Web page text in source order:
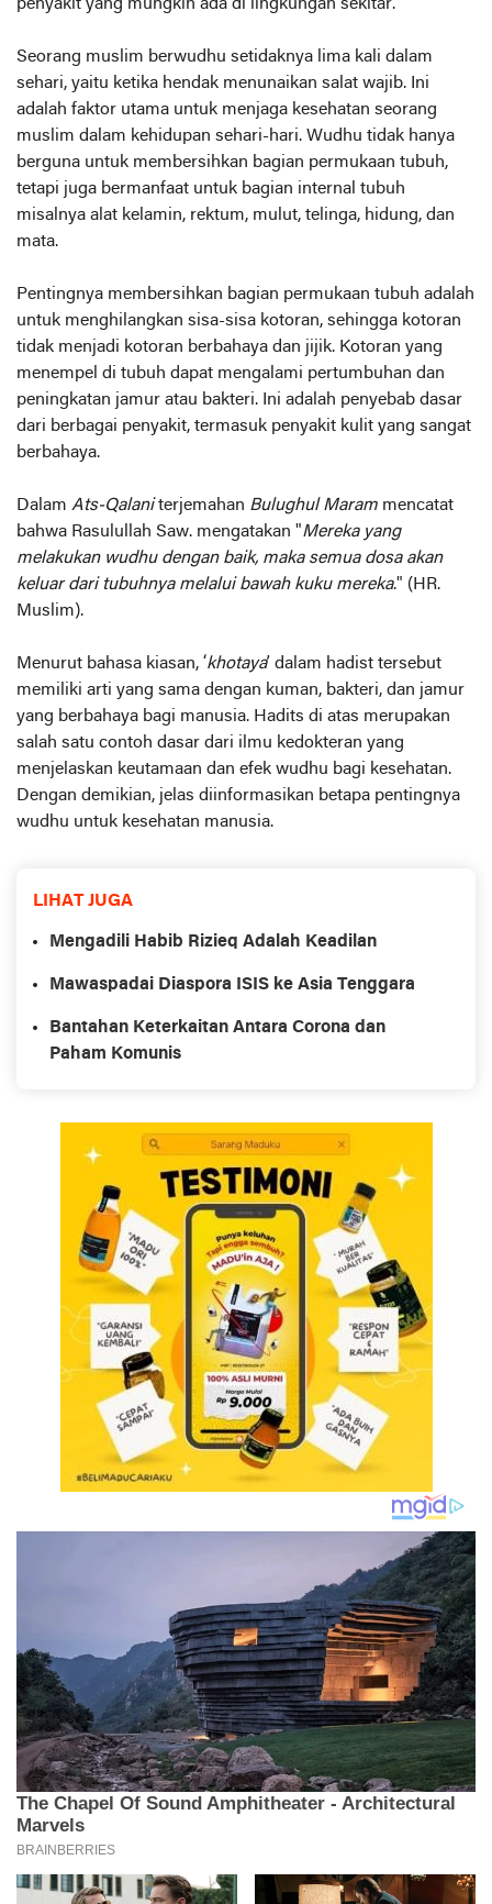
penyakit yang mungkin ada di lingkungan sekitar.
Seorang muslim berwudhu setidaknya lima kali dalam
sehari, yaitu ketika hendak menunaikan salat wajib. Ini
adalah faktor utama untuk menjaga kesehatan seorang
muslim dalam kehidupan sehari-hari. Wudhu tidak hanya
berguna untuk membersihkan bagian permukaan tubuh,
tetapi juga bermanfaat untuk bagian internal tubuh
misalnya alat kelamin, rektum, mulut, telinga, hidung, dan
mata.
Pentingnya membersihkan bagian permukaan tubuh adalah
untuk menghilangkan sisa-sisa kotoran, sehingga kotoran
tidak menjadi kotoran berbahaya dan jijik. Kotoran yang
menempel di tubuh dapat mengalami pertumbuhan dan
peningkatan jamur atau bakteri. Ini adalah penyebab dasar
dari berbagai penyakit, termasuk penyakit kulit yang sangat
berbahaya.
Dalam Ats-Qalaniterjemahan Bulughul Maram mencatat
bahwa Rasulullah Saw. mengatakan "Mereka yang
melakukan wudhu dengan baik, maka semua dosa akan
keluar dari tubuhnya melalui bawah kuku mereka." (HR.
Muslim).
Menurut bahasa kiasan, ‘khotaya’ dalam hadist tersebut
memiliki arti yang sama dengan kuman, bakteri, dan jamur
yang berbahaya bagi manusia. Hadits di atas merupakan
salah satu contoh dasar dari ilmu kedokteran yang
menjelaskan keutamaan dan efek wudhu bagi kesehatan.
Dengan demikian, jelas diinformasikan betapa pentingnya
wudhu untuk kesehatan manusia.
LIHAT JUGA
Mengadili Habib Rizieq Adalah Keadilan
Mawaspadai Diaspora ISIS ke Asia Tenggara
Bantahan Keterkaitan Antara Corona dan
Paham Komunis